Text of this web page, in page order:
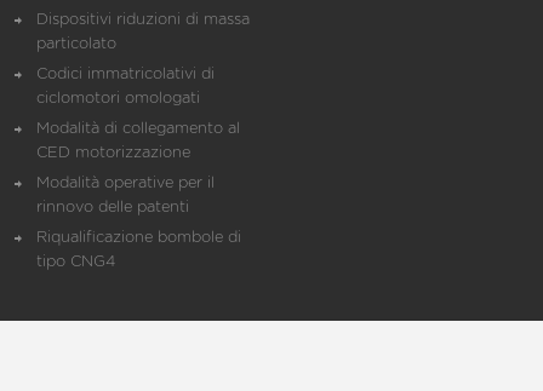
Dispositivi riduzioni di massa
particolato
Codici immatricolativi di
ciclomotori omologati
Modalità di collegamento al
CED motorizzazione
Modalità operative per il
rinnovo delle patenti
Riqualificazione bombole di
tipo CNG4